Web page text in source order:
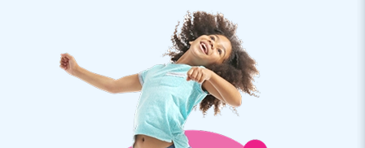
soffiatore, materiale di ancoraggio, una borsa per il trasporto
ed un chiaro manuale. In questo modo puoi goderti senza
preoccupazioni questo gonfiabile. È facile da pulire. Con
questo gioco gonfiabile avrai un prodotto con cui potrai
divertirti al massimo per molti anni.
Migliaia di clienti hanno scelto JB Gonfiabili